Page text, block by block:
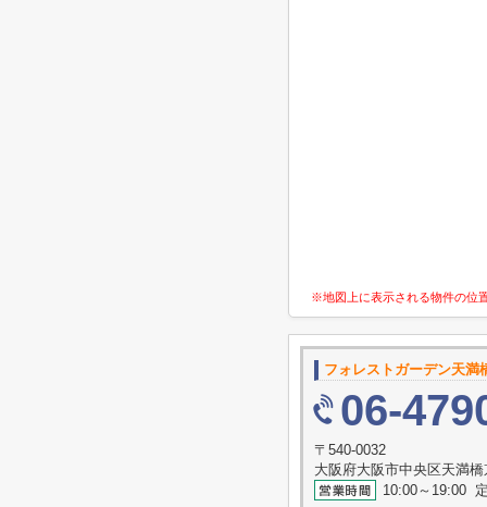
※地図上に表示される物件の位
フォレストガーデン天
06-
〒540-0032
大阪府大阪市中央区天満
10:00～19:00